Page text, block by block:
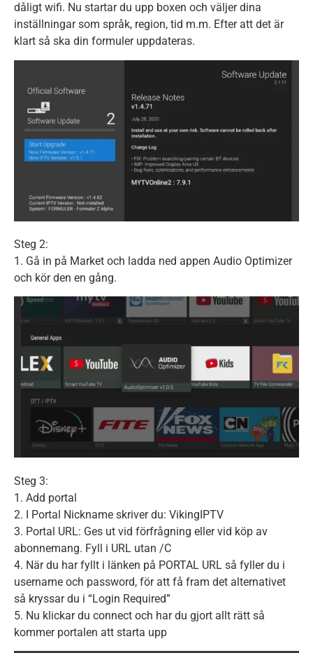
dåligt wifi. Nu startar du upp boxen och väljer dina
inställningar som språk, region, tid m.m. Efter att det är
klart så ska din formuler uppdateras.
Steg 2:
1. Gå in på Market och ladda ned appen Audio Optimizer
och kör den en gång.
Steg 3:
1. Add portal
2. I Portal Nickname skriver du: VikingIPTV
3. Portal URL: Ges ut vid förfrågning eller vid köp av
abonnemang. Fyll i URL utan /C
4. När du har fyllt i länken på PORTAL URL så fyller du i
username och password, för att få fram det alternativet
så kryssar du i “Login Required”
5. Nu klickar du connect och har du gjort allt rätt så
kommer portalen att starta upp